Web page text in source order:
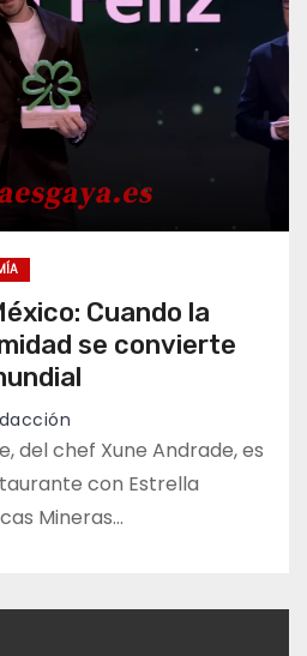
Cuando la
se convierte
del chef Xune Andrade, es
con Estrella
Mineras…